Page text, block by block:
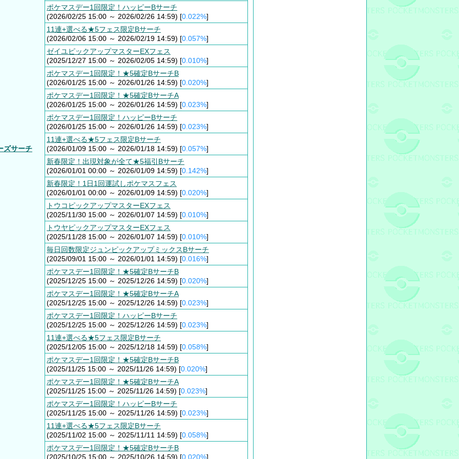
ズサーチ
ポケマスデー1回限定！ハッピーBサーチ
(2026/02/25 15:00 ～ 2026/02/26 14:59) [0.022%]
11連+選べる★5フェス限定Bサーチ
(2026/02/06 15:00 ～ 2026/02/19 14:59) [0.057%]
ゼイユピックアップマスターEXフェス
(2025/12/27 15:00 ～ 2026/02/05 14:59) [0.010%]
ポケマスデー1回限定！★5確定BサーチB
(2026/01/25 15:00 ～ 2026/01/26 14:59) [0.020%]
ポケマスデー1回限定！★5確定BサーチA
(2026/01/25 15:00 ～ 2026/01/26 14:59) [0.023%]
ポケマスデー1回限定！ハッピーBサーチ
(2026/01/25 15:00 ～ 2026/01/26 14:59) [0.023%]
11連+選べる★5フェス限定Bサーチ
(2026/01/09 15:00 ～ 2026/01/18 14:59) [0.057%]
新春限定！出現対象が全て★5福引Bサーチ
(2026/01/01 00:00 ～ 2026/01/09 14:59) [0.142%]
新春限定！1日1回運試しポケマスフェス
(2026/01/01 00:00 ～ 2026/01/09 14:59) [0.020%]
トウコピックアップマスターEXフェス
(2025/11/30 15:00 ～ 2026/01/07 14:59) [0.010%]
トウヤピックアップマスターEXフェス
(2025/11/28 15:00 ～ 2026/01/07 14:59) [0.010%]
毎日回数限定ジュンピックアップミックスBサーチ
(2025/09/01 15:00 ～ 2026/01/01 14:59) [0.016%]
ポケマスデー1回限定！★5確定BサーチB
(2025/12/25 15:00 ～ 2025/12/26 14:59) [0.020%]
ポケマスデー1回限定！★5確定BサーチA
(2025/12/25 15:00 ～ 2025/12/26 14:59) [0.023%]
ポケマスデー1回限定！ハッピーBサーチ
(2025/12/25 15:00 ～ 2025/12/26 14:59) [0.023%]
11連+選べる★5フェス限定Bサーチ
(2025/12/05 15:00 ～ 2025/12/18 14:59) [0.058%]
ポケマスデー1回限定！★5確定BサーチB
(2025/11/25 15:00 ～ 2025/11/26 14:59) [0.020%]
ポケマスデー1回限定！★5確定BサーチA
(2025/11/25 15:00 ～ 2025/11/26 14:59) [0.023%]
ポケマスデー1回限定！ハッピーBサーチ
(2025/11/25 15:00 ～ 2025/11/26 14:59) [0.023%]
11連+選べる★5フェス限定Bサーチ
(2025/11/02 15:00 ～ 2025/11/11 14:59) [0.058%]
ポケマスデー1回限定！★5確定BサーチB
(2025/10/25 15:00 ～ 2025/10/26 14:59) [0.020%]